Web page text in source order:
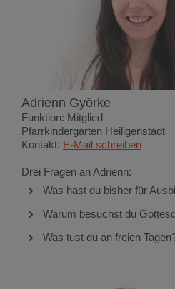
Adrienn Györke
Funktion: Mitglied
Pfarrkindergarten Heiligenstadt
Kontakt: E-Mail schreiben
Drei Fragen an Adrienn:
Was hast du bisher für
Warum besuchst du
Was tust du an freien